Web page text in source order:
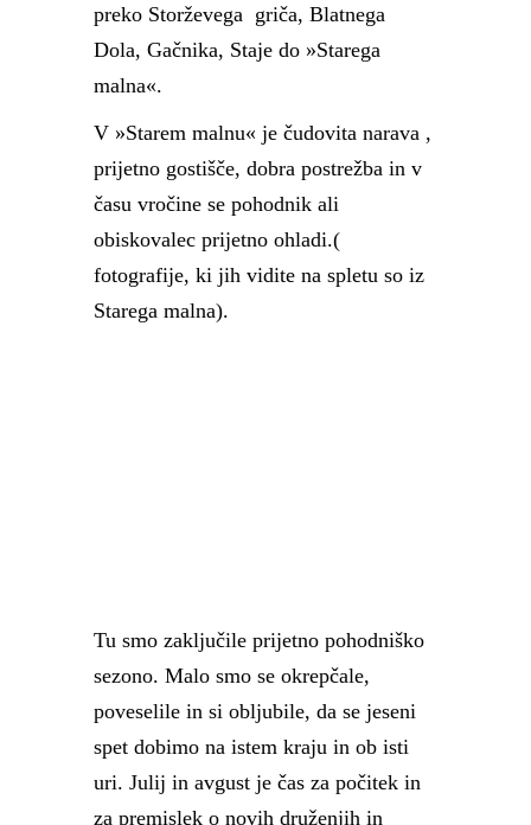
preko Storževega griča, Blatnega
Dola, Gačnika, Staje do »Starega
malna«.
V »Starem malnu« je čudovita narava ,
prijetno gostišče, dobra postrežba in v
času vročine se pohodnik ali
obiskovalec prijetno ohladi.(
fotografije, ki jih vidite na spletu so iz
Starega malna).
Tu smo zaključile prijetno pohodniško
sezono. Malo smo se okrepčale,
poveselile in si obljubile, da se jeseni
spet dobimo na istem kraju in ob isti
uri. Julij in avgust je čas za počitek in
za premislek o novih druženjih in